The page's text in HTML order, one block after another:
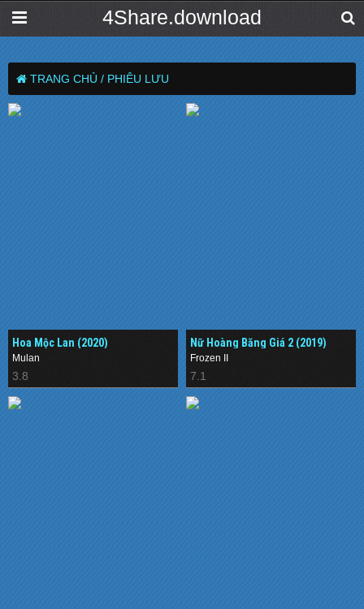
4Share.download
TRANG CHỦ / PHIÊU LƯU
Hoa Mộc Lan (2020)
Mulan
3.8
Nữ Hoàng Băng Giá 2 (2019)
Frozen II
7.1